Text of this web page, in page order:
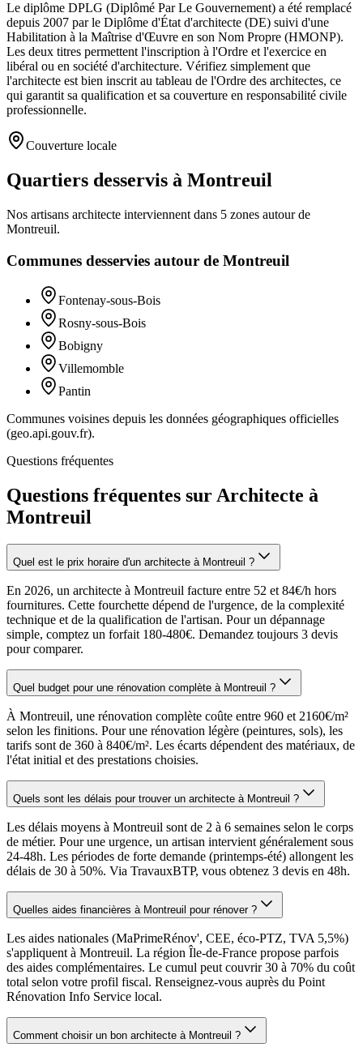
Le diplôme DPLG (Diplômé Par Le Gouvernement) a été remplacé
depuis 2007 par le Diplôme d'État d'architecte (DE) suivi d'une
Habilitation à la Maîtrise d'Œuvre en son Nom Propre (HMONP).
Les deux titres permettent l'inscription à l'Ordre et l'exercice en
libéral ou en société d'architecture. Vérifiez simplement que
l'architecte est bien inscrit au tableau de l'Ordre des architectes, ce
qui garantit sa qualification et sa couverture en responsabilité civile
professionnelle.
Couverture locale
Quartiers desservis à Montreuil
Nos artisans architecte interviennent dans 5 zones autour de
Montreuil.
Communes desservies autour de Montreuil
Fontenay-sous-Bois
Rosny-sous-Bois
Bobigny
Villemomble
Pantin
Communes voisines depuis les données géographiques officielles
(geo.api.gouv.fr).
Questions fréquentes
Questions fréquentes sur Architecte à
Montreuil
Quel est le prix horaire d'un architecte à Montreuil ?
En 2026, un architecte à Montreuil facture entre 52 et 84€/h hors
fournitures. Cette fourchette dépend de l'urgence, de la complexité
technique et de la qualification de l'artisan. Pour un dépannage
simple, comptez un forfait 180-480€. Demandez toujours 3 devis
pour comparer.
Quel budget pour une rénovation complète à Montreuil ?
À Montreuil, une rénovation complète coûte entre 960 et 2160€/m²
selon les finitions. Pour une rénovation légère (peintures, sols), les
tarifs sont de 360 à 840€/m². Les écarts dépendent des matériaux, de
l'état initial et des prestations choisies.
Quels sont les délais pour trouver un architecte à Montreuil ?
Les délais moyens à Montreuil sont de 2 à 6 semaines selon le corps
de métier. Pour une urgence, un artisan intervient généralement sous
24-48h. Les périodes de forte demande (printemps-été) allongent les
délais de 30 à 50%. Via TravauxBTP, vous obtenez 3 devis en 48h.
Quelles aides financières à Montreuil pour rénover ?
Les aides nationales (MaPrimeRénov', CEE, éco-PTZ, TVA 5,5%)
s'appliquent à Montreuil. La région Île-de-France propose parfois
des aides complémentaires. Le cumul peut couvrir 30 à 70% du coût
total selon votre profil fiscal. Renseignez-vous auprès du Point
Rénovation Info Service local.
Comment choisir un bon architecte à Montreuil ?